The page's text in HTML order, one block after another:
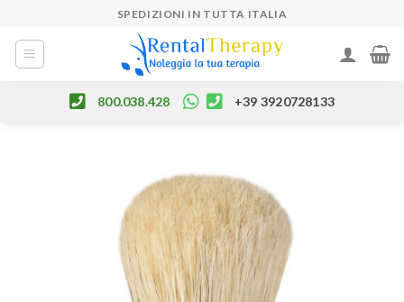
content
SPEDIZIONI IN TUTTA ITALIA
800.038.428 +39 3920728133